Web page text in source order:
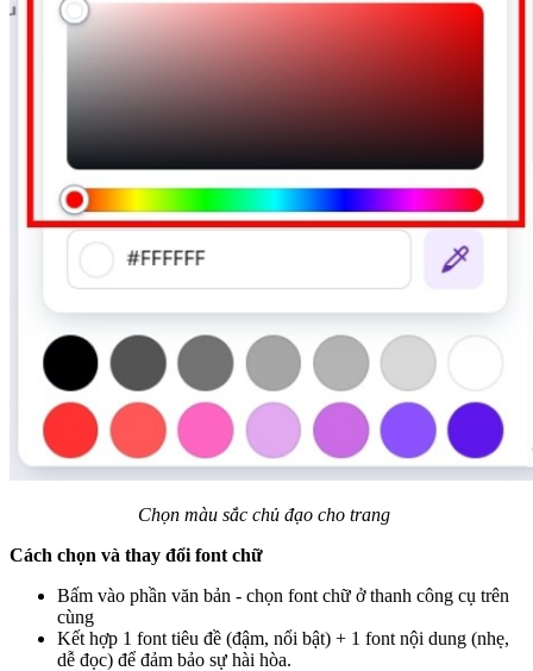
Chọn màu sắc chủ đạo cho trang
Cách chọn và thay đổi font chữ
Bấm vào phần văn bản - chọn font chữ ở thanh công cụ trên
cùng
Kết hợp 1 font tiêu đề (đậm, nổi bật) + 1 font nội dung (nhẹ,
dễ đọc) để đảm bảo sự hài hòa.